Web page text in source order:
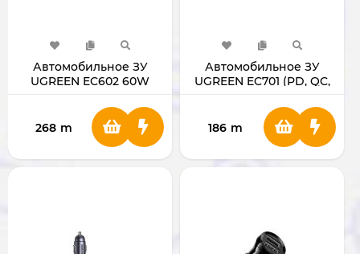
Автомобильное ЗУ
UGREEN EC602 60W
268 m
Автомобильное ЗУ
UGREEN EC701 (PD, QC,
186 m